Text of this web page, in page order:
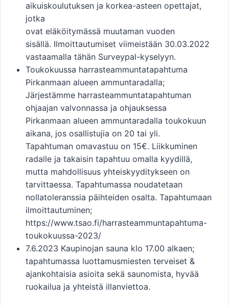
aikuiskoulutuksen ja korkea-asteen opettajat,
jotka
ovat eläköitymässä muutaman vuoden
sisällä. Ilmoittautumiset viimeistään 30.03.2022
vastaamalla tähän Surveypal-kyselyyn.
Toukokuussa harrasteammuntatapahtuma
Pirkanmaan alueen ammuntaradalla;
Järjestämme harrasteammuntatapahtuman
ohjaajan valvonnassa ja ohjauksessa
Pirkanmaan alueen ammuntaradalla toukokuun
aikana, jos osallistujia on 20 tai yli.
Tapahtuman omavastuu on 15€. Liikkuminen
radalle ja takaisin tapahtuu omalla kyydillä,
mutta mahdollisuus yhteiskyyditykseen on
tarvittaessa. Tapahtumassa noudatetaan
nollatoleranssia päihteiden osalta. Tapahtumaan
ilmoittautuminen;
https://www.tsao.fi/harrasteammuntapahtuma-
toukokuussa-2023/
7.6.2023 Kaupinojan sauna klo 17.00 alkaen;
tapahtumassa luottamusmiesten terveiset &
ajankohtaisia asioita sekä saunomista, hyvää
ruokailua ja yhteistä illanviettoa.